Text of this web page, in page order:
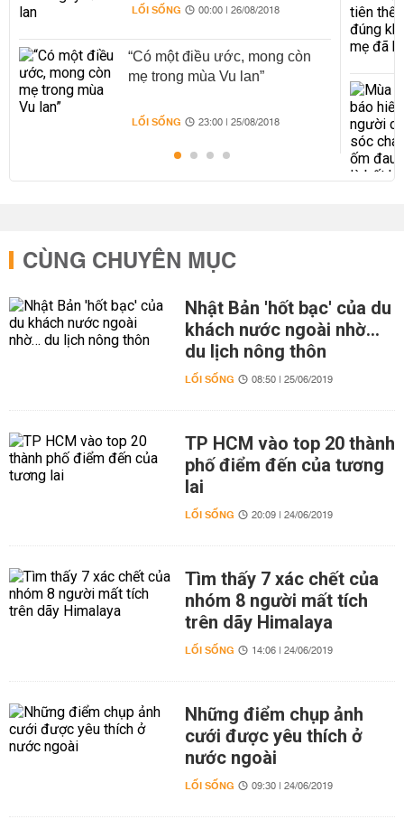
LỐI SỐNG 00:00 | 26/08/2018
“Có một điều ước, mong còn
mẹ trong mùa Vu lan”
LỐI SỐNG 23:00 | 25/08/2018
CÙNG CHUYÊN MỤC
Nhật Bản 'hốt bạc' của du
khách nước ngoài nhờ…
du lịch nông thôn
LỐI SỐNG 08:50 | 25/06/2019
TP HCM vào top 20 thành
phố điểm đến của tương
lai
LỐI SỐNG 20:09 | 24/06/2019
Tìm thấy 7 xác chết của
nhóm 8 người mất tích
trên dãy Himalaya
LỐI SỐNG 14:06 | 24/06/2019
Những điểm chụp ảnh
cưới được yêu thích ở
nước ngoài
LỐI SỐNG 09:30 | 24/06/2019